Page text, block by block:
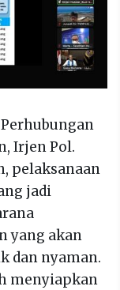
Irjen Pol.
pelaksanaan
jadi
yang akan
dan nyaman.
menyiapkan